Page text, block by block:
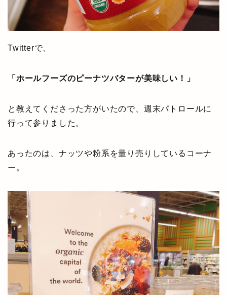
Twitterで、
「ホールフーズのピーナツバターが美味しい！」
と教えてくださった方がいたので、週末パトロールに
行って参りました。
あったのは、ナッツや粉系を量り売りしているコーナ
ー。